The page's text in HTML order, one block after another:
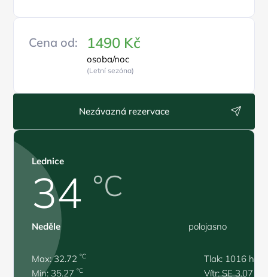
Cena od: 1490 Kč
osoba/noc
(Letní sezóna)
Nezávazná rezervace
Lednice
34 °C
Neděle polojasno
Max: 32.72°C
Min: 35.27°C
Tlak: 1016 hPa
Vítr: SE 3.07 m/